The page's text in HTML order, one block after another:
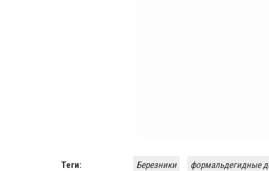
Теги: Березники формальдегидные